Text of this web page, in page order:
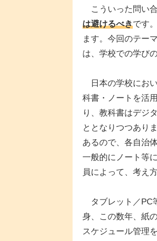
こういった問い
は避けるべきです
ます。今回のテー
は、学校での学び
日本の学校にお
科書・ノートを活
り、教科書はデジ
ととなりつつあり
あるので、各自治
一般的にノート等
員によって、考え
タブレット／PC
身、この数年、紙
スケジュール管理